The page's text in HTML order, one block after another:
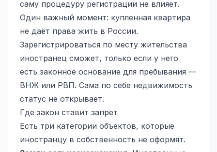
саму процедуру регистрации не влияет.
Один важный момент: купленная квартира
не даёт права жить в России.
Зарегистрироваться по месту жительства
иностранец сможет, только если у него
есть законное основание для пребывания —
ВНЖ или РВП. Сама по себе недвижимость
статус не открывает.
Где закон ставит запрет
Есть три категории объектов, которые
иностранцу в собственность не оформят.